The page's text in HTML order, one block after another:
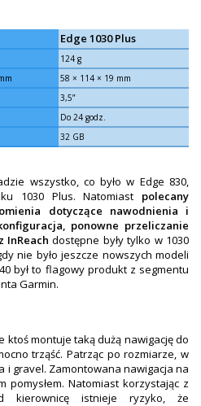
Edge 1030 Plus
124 g
58 × 114 × 19 mm
3,5”
Do 24 godz.
32 GB
wszystko, co było w Edge 830,
1030 Plus. Natomiast polecany
dotyczące nawodnienia i
ponowne przeliczanie
InReach dostępne były tylko w 1030
nie było jeszcze nowszych modeli
był to flagowy produkt z segmentu
Garmin.
ktoś montuje taką dużą nawigację do
trząść. Patrząc po rozmiarze, w
i gravel. Zamontowana nawigacja na
pomysłem. Natomiast korzystając z
kierownicę istnieje ryzyko, że